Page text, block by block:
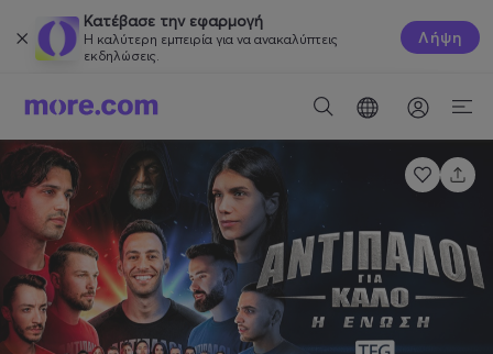
Κατέβασε την εφαρμογή
Η καλύτερη εμπειρία για να ανακαλύπτεις
εκδηλώσεις.
Λήψη